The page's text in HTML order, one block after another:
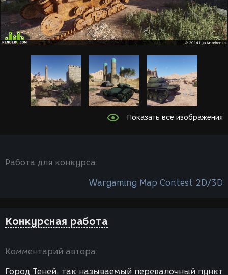
Показать все изображения
Работа для конкурса:
Wargaming Map Contest 2D/3D
Конкурсная работа
Комментарий автора:
Город Теней, так называемый перевалочный пункт